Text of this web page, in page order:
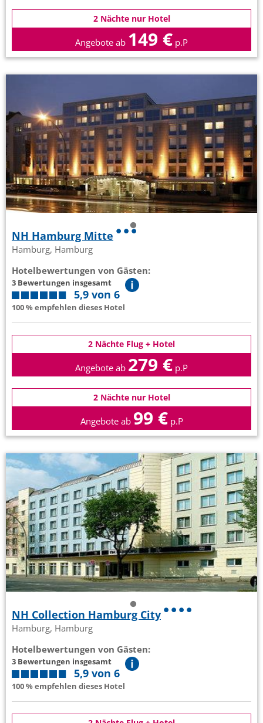
2 Nächte nur Hotel
Angebote ab 149 € p.P
NH Hamburg Mitte
Hamburg, Hamburg
Hotelbewertungen von Gästen:
3 Bewertungen insgesamt
5,9 von 6
100 % empfehlen dieses Hotel
2 Nächte Flug + Hotel
Angebote ab 279 € p.P
2 Nächte nur Hotel
Angebote ab 99 € p.P
NH Collection Hamburg City
Hamburg, Hamburg
Hotelbewertungen von Gästen:
3 Bewertungen insgesamt
5,9 von 6
100 % empfehlen dieses Hotel